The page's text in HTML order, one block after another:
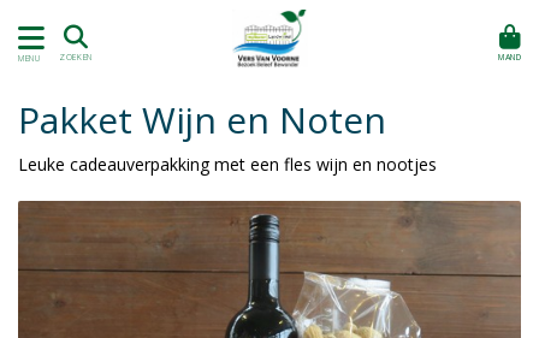
MENU ZOEKEN MAND
Pakket Wijn en Noten
Leuke cadeauverpakking met een fles wijn en nootjes